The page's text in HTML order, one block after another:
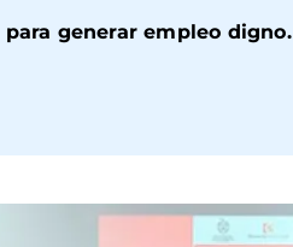
generar empleo digno.